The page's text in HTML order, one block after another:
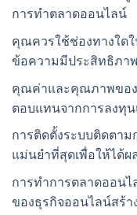
การทำตลาดออนไลน์
คุณควรใช้ช่องทางใดใ
ข้อความมีประสิทธิภา
คุณค่าและคุณภาพของ
ตอบแทนจากการลงทุ
การติดตั้งระบบติดตา
แม่นยำที่สุดเพื่อให้ได้
การทำการตลาดออนไ
ของธุรกิจออนไลน์สร้